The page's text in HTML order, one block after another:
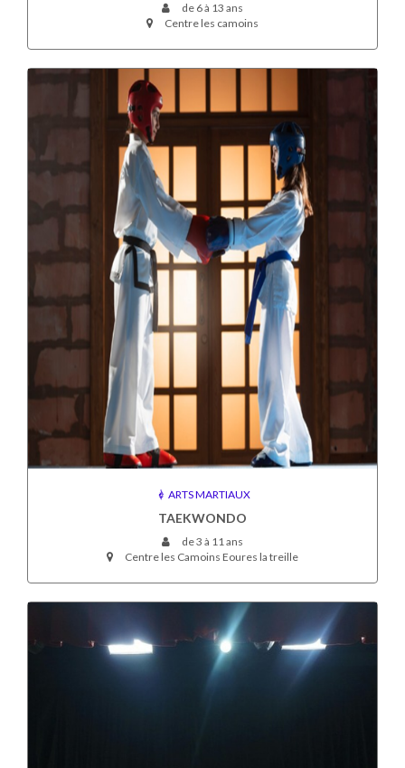
de 6 à 13 ans
Centre les camoins
ARTS MARTIAUX
TAEKWONDO
de 3 à 11 ans
Centre les Camoins Eoures la treille